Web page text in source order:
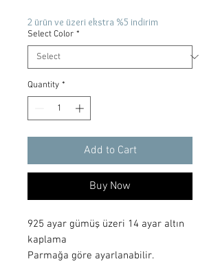
2 ürün ve üzeri ekstra %5 indirim
Select Color *
Quantity *
Add to Cart
Buy Now
925 ayar gümüş üzeri 14 ayar altın
kaplama
Parmağa göre ayarlanabilir.